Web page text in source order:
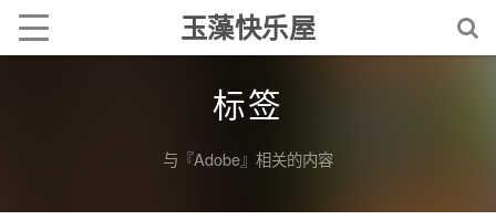
玉藻快乐屋
标签
与『Adobe』相关的内容